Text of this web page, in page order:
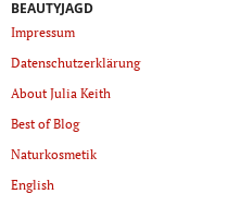
BEAUTYJAGD
Impressum
Datenschutzerklärung
About Julia Keith
Best of Blog
Naturkosmetik
English